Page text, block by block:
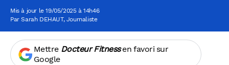
Mis à jour le 19/05/2025 à 14h46
ParSarah DEHAUT, Journaliste
Mettre Docteur Fitnessen favori sur
Google